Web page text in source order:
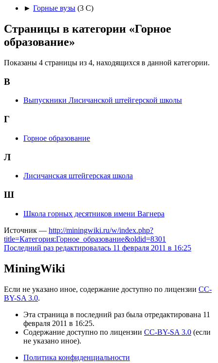
► Горные вузы (3 С)
Страницы в категории «Горное
образование»
Показаны 4 страницы из 4, находящихся в данной категории.
В
Выпускники Лисичанской штейгерской школы
Г
Горное образование
Л
Лисичанская штейгерская школа
Ш
Школа горных десятников имени Вагнера
Источник — http://miningwiki.ru/w/index.php?
title=Категория:Горное_образование&oldid=8301
Последний раз редактировалась 11 февраля 2011 в 16:25
MiningWiki
Если не указано иное, содержание доступно по лицензии CC-
BY-SA 3.0.
Эта страница в последний раз была отредактирована 11
февраля 2011 в 16:25.
Содержание доступно по лицензии CC-BY-SA 3.0 (если
не указано иное).
Политика конфиденциальности